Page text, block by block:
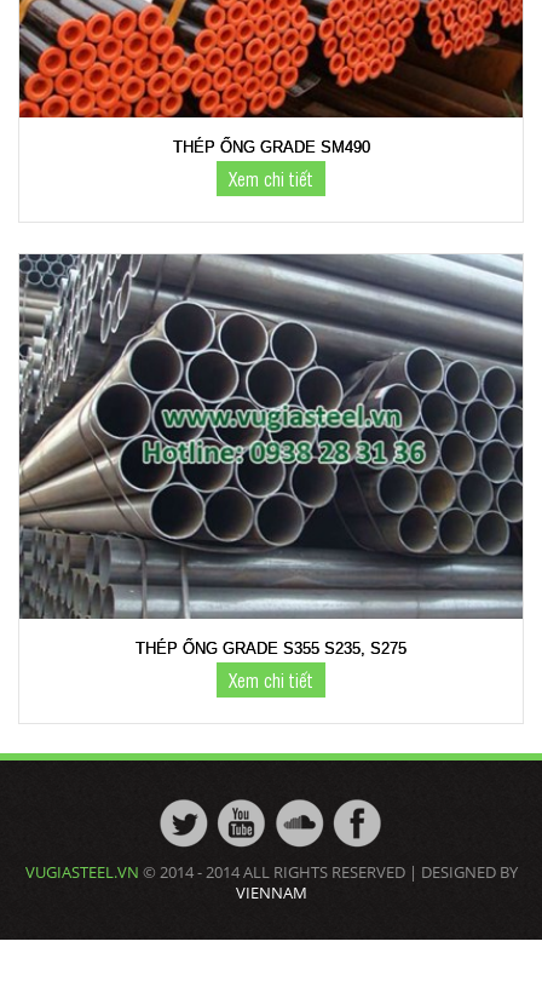
THÉP ỐNG GRADE SM490
Xem chi tiết
THÉP ỐNG GRADE S355 S235, S275
Xem chi tiết
VUGIASTEEL.VN © 2014 - 2014 ALL RIGHTS RESERVED | DESIGNED BY
VIENNAM